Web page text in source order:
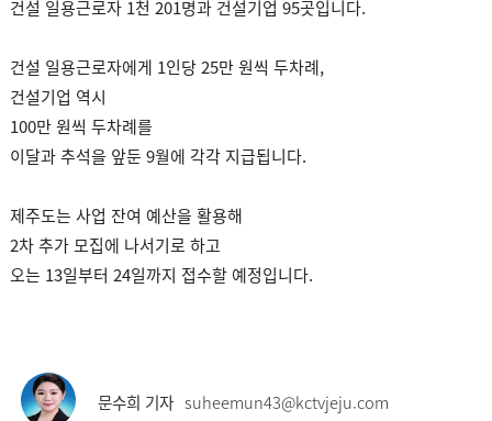
건설 일용근로자 1천 201명과 건설기업 95곳입니다.
건설 일용근로자에게 1인당 25만 원씩 두차례,
건설기업 역시
100만 원씩 두차례를
이달과 추석을 앞둔 9월에 각각 지급됩니다.
제주도는 사업 잔여 예산을 활용해
2차 추가 모집에 나서기로 하고
오는 13일부터 24일까지 접수할 예정입니다.
문수희 기자 suheemun43@kctvjeju.com